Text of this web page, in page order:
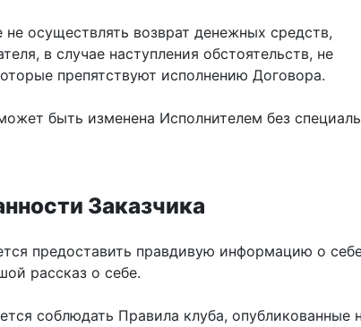
не осуществлять возврат денежных средств,
в случае наступления обстоятельств, не
препятствуют исполнению Договора.
быть изменена Исполнителем без
Заказчика
предоставить правдивую информацию о
рассказ о себе.
соблюдать Правила клуба, опубликованные